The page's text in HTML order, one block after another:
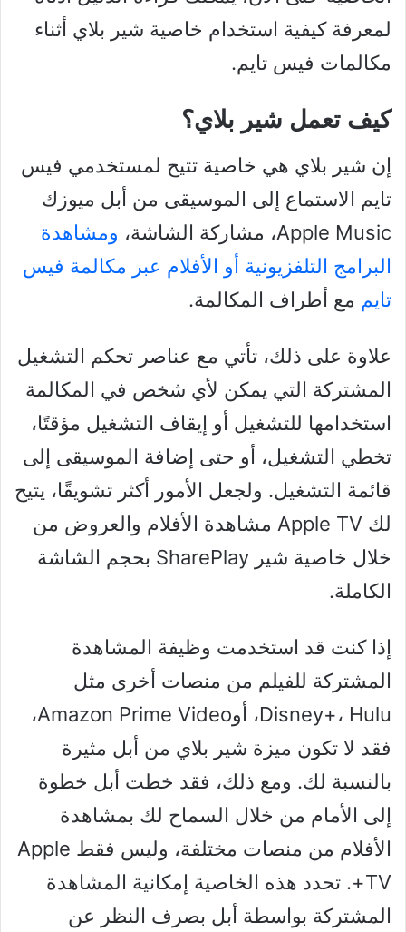
لمعرفة كيفية استخدام خاصية شير بلاي أثناء
مكالمات فيس تايم.
كيف تعمل شير بلاي؟
إن شير بلاي هي خاصية تتيح لمستخدمي فيس
تايم الاستماع إلى الموسيقى من أبل ميوزك
Apple Music، مشاركة الشاشة،
ومشاهدة
البرامج التلفزيونية أو الأفلام عبر مكالمة فيس
تايم مع أطراف المكالمة.
علاوة على ذلك، تأتي مع عناصر تحكم التشغيل
المشتركة التي يمكن لأي شخص في المكالمة
استخدامها للتشغيل أو إيقاف التشغيل مؤقتًا،
تخطي التشغيل، أو حتى إضافة الموسيقى إلى
قائمة التشغيل. ولجعل الأمور أكثر تشويقًا، يتيح
لك Apple TV مشاهدة الأفلام والعروض من
خلال خاصية شير SharePlay بحجم الشاشة
الكاملة.
إذا كنت قد استخدمت وظيفة المشاهدة
المشتركة للفيلم من منصات أخرى مثل
Disney+، Hulu، أوAmazon Prime Video،
فقد لا تكون ميزة شير بلاي من أبل مثيرة
بالنسبة لك. ومع ذلك، فقد خطت أبل خطوة
إلى الأمام من خلال السماح لك بمشاهدة
الأفلام من منصات مختلفة، وليس فقط Apple
TV+. تحدد هذه الخاصية إمكانية المشاهدة
المشتركة بواسطة أبل بصرف النظر عن